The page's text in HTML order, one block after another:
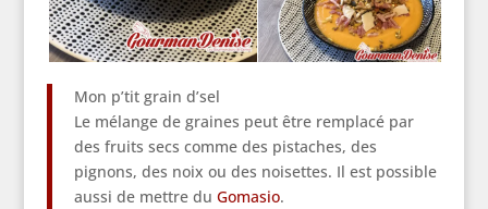
Mon p’tit grain d’sel
Le mélange de graines peut être remplacé par
des fruits secs comme des pistaches, des
pignons, des noix ou des noisettes. Il est possible
aussi de mettre du Gomasio.